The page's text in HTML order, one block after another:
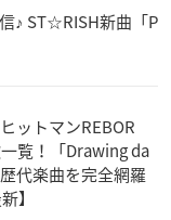
♪ ST☆RISH新曲「P
ットマンREBOR
覧！「Drawing da
代楽曲を完全網羅
】